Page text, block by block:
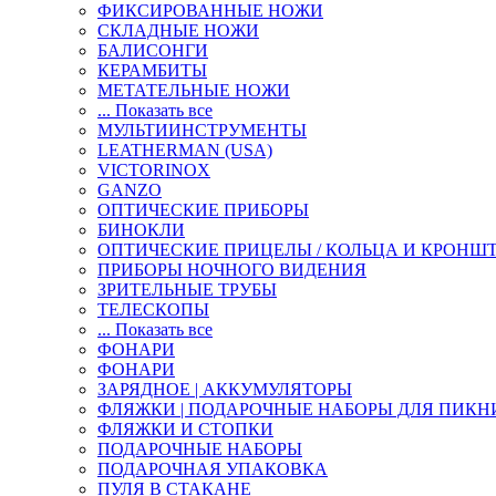
ФИКСИРОВАННЫЕ НОЖИ
СКЛАДНЫЕ НОЖИ
БАЛИСОНГИ
КЕРАМБИТЫ
МЕТАТЕЛЬНЫЕ НОЖИ
... Показать все
МУЛЬТИИНСТРУМЕНТЫ
LEATHERMAN (USA)
VICTORINOX
GANZO
ОПТИЧЕСКИЕ ПРИБОРЫ
БИНОКЛИ
ОПТИЧЕСКИЕ ПРИЦЕЛЫ / КОЛЬЦА И
ПРИБОРЫ НОЧНОГО ВИДЕНИЯ
ЗРИТЕЛЬНЫЕ ТРУБЫ
ТЕЛЕСКОПЫ
... Показать все
ФОНАРИ
ФОНАРИ
ЗАРЯДНОЕ | АККУМУЛЯТОРЫ
ФЛЯЖКИ | ПОДАРОЧНЫЕ НАБОРЫ ДЛЯ
ФЛЯЖКИ И СТОПКИ
ПОДАРОЧНЫЕ НАБОРЫ
ПОДАРОЧНАЯ УПАКОВКА
ПУЛЯ В СТАКАНЕ